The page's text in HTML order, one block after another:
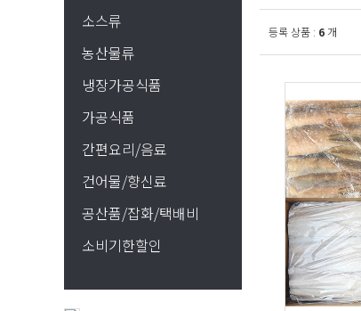
소스류
농산물류
냉장가공식품
가공식품
간편요리/음료
건어물/향신료
공산품/잡화/택배비
소비기한할인
등록 상품 : 6 개